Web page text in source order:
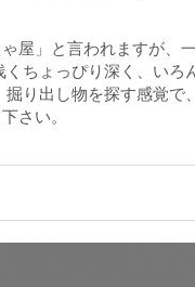
屋」と言われますが、
くちょっぴり深く、いろ
掘り出し物を探す感覚で
さい。